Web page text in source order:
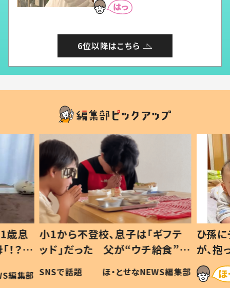
6位以降はこちら
歳息
？」
編集部
小1から不登校、息子は「ギフテ
ッド」だった 父が“ウチ給食”を
作り続ける理由とは #令和の親
#令和の子
SNSで話題 ほ・とせなNEWS編集部
ひ孫
が、
「涙が
い」